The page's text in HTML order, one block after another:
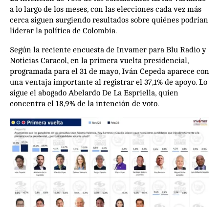
a lo largo de los meses, con las elecciones cada vez más
cerca siguen surgiendo resultados sobre quiénes podrían
liderar la política de Colombia.
Según la reciente encuesta de Invamer para Blu Radio y
Noticias Caracol, en la primera vuelta presidencial,
programada para el 31 de mayo, Iván Cepeda aparece con
una ventaja importante al registrar el 37,1% de apoyo. Lo
sigue el abogado Abelardo De La Espriella, quien
concentra el 18,9% de la intención de voto.